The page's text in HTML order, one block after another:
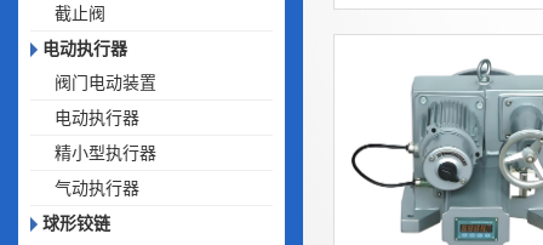
截止阀
电动执行器
阀门电动装置
电动执行器
精小型执行器
气动执行器
球形铰链